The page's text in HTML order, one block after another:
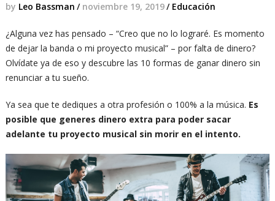
by Leo Bassman / noviembre 19, 2019/ Educación
¿Alguna vez has pensado – “Creo que no lo lograré. Es momento
de dejar la banda o mi proyecto musical” – por falta de dinero?
Olvídate ya de eso y descubre las 10 formas de ganar dinero sin
renunciar a tu sueño.
Ya sea que te dediques a otra profesión o 100% a la música. Es
posible que generes dinero extra para poder sacar
adelante tu proyecto musical sin morir en el intento.